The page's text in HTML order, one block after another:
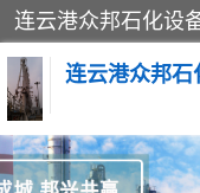
连云港众邦石